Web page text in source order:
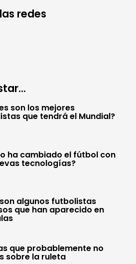
redes
son los mejores
que tendrá el Mundial?
ha cambiado el fútbol con
tecnologías?
algunos futbolistas
que han aparecido en
que probablemente no
sobre la ruleta